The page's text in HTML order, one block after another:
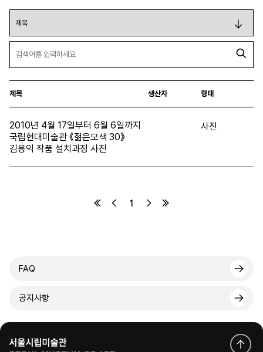
제목 생산자 형태
2010년 4월 17일부터 6월 6일까지
국립현대미술관 《젊은모색 30》
김용익 작품 설치과정 사진
사진
1
FAQ
공지사항